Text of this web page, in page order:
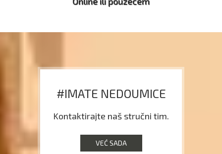
#IMATE NEDOUMICE
Kontaktirajte naš stručni tim.
VEĆ SADA